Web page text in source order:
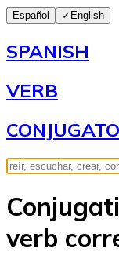
Español ✓ English
SPANISH
VERB
verb